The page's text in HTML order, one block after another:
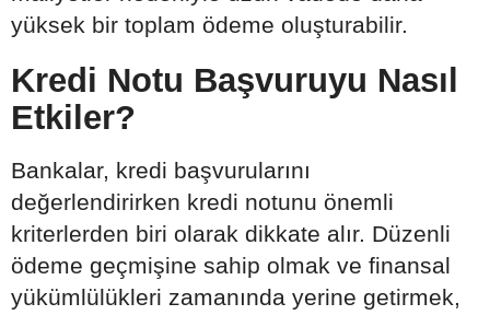
yüksek bir toplam ödeme oluşturabilir.
Kredi Notu Başvuruyu Nasıl
Etkiler?
Bankalar, kredi başvurularını
değerlendirirken kredi notunu önemli
kriterlerden biri olarak dikkate alır. Düzenli
ödeme geçmişine sahip olmak ve finansal
yükümlülükleri zamanında yerine getirmek,